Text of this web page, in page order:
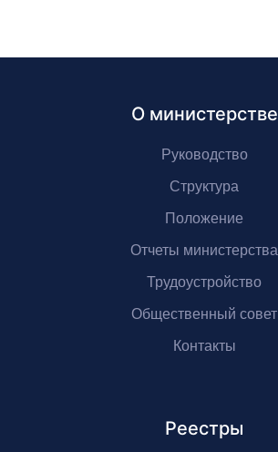
О министерстве
Руководство
Структура
Положение
Отчеты министерства
Трудоустройство
Общественный совет
Контакты
Реестры